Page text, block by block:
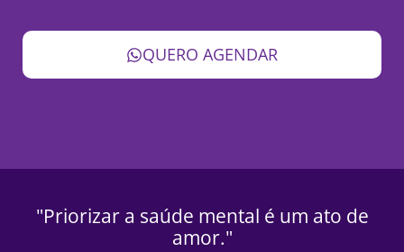
QUERO AGENDAR
"Priorizar a saúde mental é um ato de
amor."